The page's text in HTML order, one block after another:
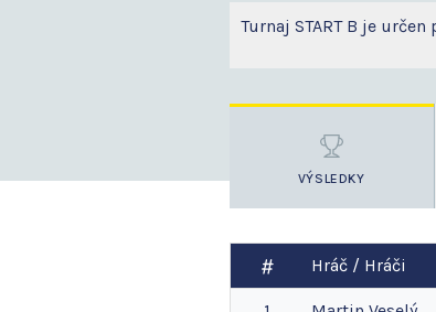
Turnaj START B je
VÝSLEDKY
Hráč / Hráči